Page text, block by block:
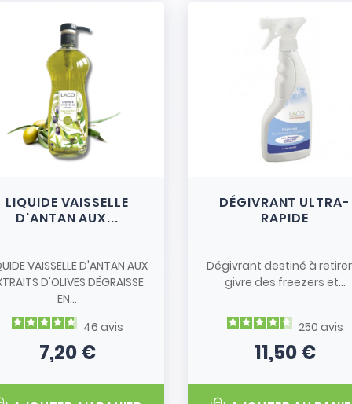
simplement le gel
puis rincez pour une
nettoyer vos plats
efficacement. Cette
impeccable sur
l’environnement, elle
bain et se décompose
: Nettoyez-la
chaude avec du
de Bambouest
tâches ménagères.
LIQUIDE VAISSELLE
D'ANTAN AUX...
VAISSELLE D'ANTAN AUX
D'OLIVES DÉGRAISSE
EN...
46 avis
Prix
7,20 €
DÉGIVRANT ULTRA-
RAPIDE
Dégivrant destiné à
givre des freezers et...
250 avis
Prix
11,50 €